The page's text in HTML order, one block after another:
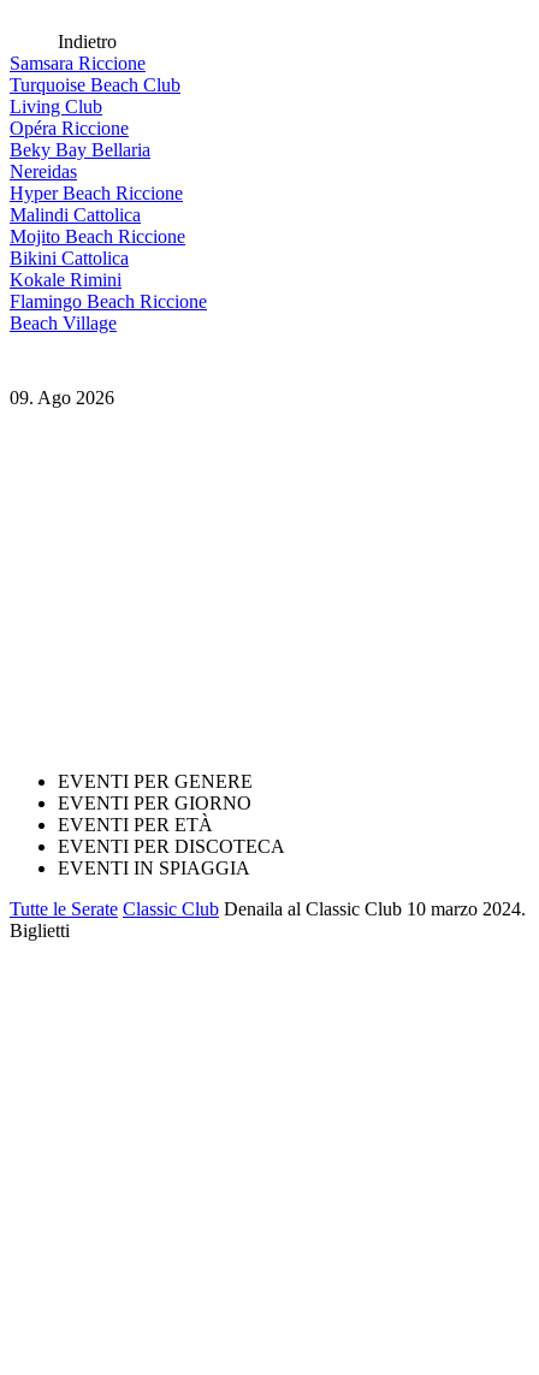
Indietro
Samsara Riccione
Turquoise Beach Club
Living Club
Opéra Riccione
Beky Bay Bellaria
Nereidas
Hyper Beach Riccione
Malindi Cattolica
Mojito Beach Riccione
Bikini Cattolica
Kokale Rimini
Flamingo Beach Riccione
Beach Village
09. Ago 2026
EVENTI PER GENERE
EVENTI PER GIORNO
EVENTI PER ETÀ
EVENTI PER DISCOTECA
EVENTI IN SPIAGGIA
Tutte le Serate Classic Club Denaila al Classic Club 10 marzo 2024.
Biglietti